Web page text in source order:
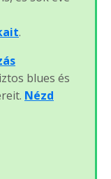
.
blues és
Nézd